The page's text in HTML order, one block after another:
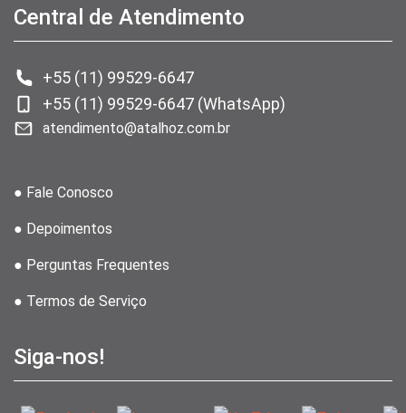
Central de Atendimento
+55 (11) 99529-6647
+55 (11) 99529-6647 (WhatsApp)
atendimento@atalhoz.com.br
● Fale Conosco
● Depoimentos
● Perguntas Frequentes
● Termos de Serviço
Siga-nos!